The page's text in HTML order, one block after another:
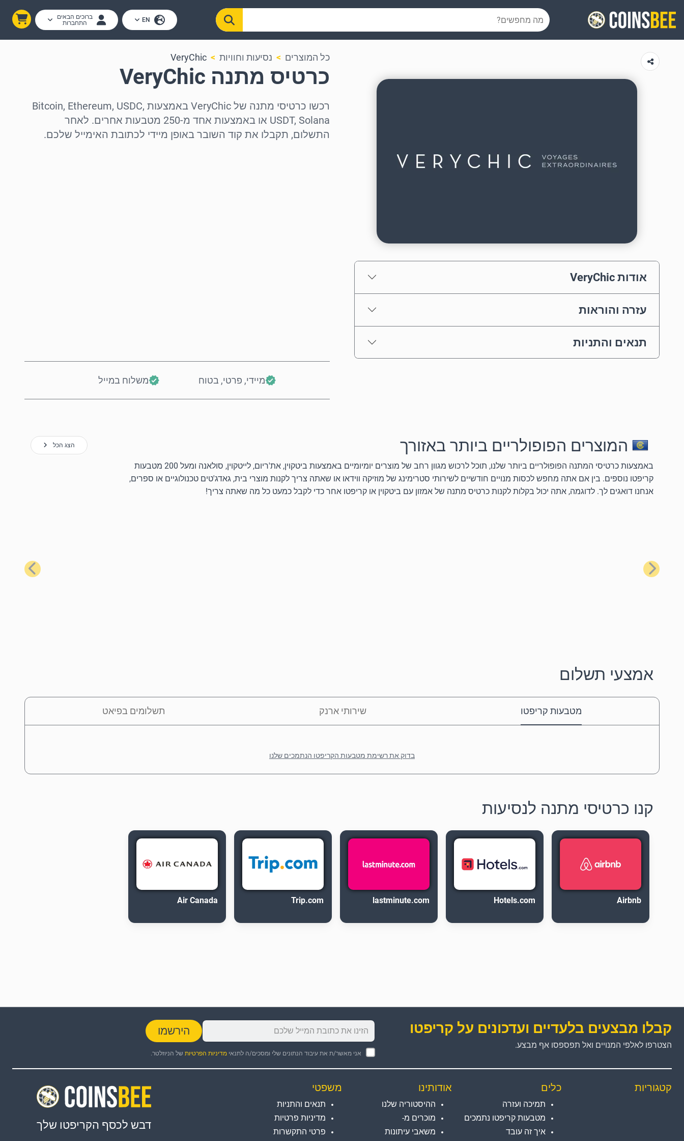
EN
ברוכים הבאים
התחברות
אודות VeryChic
עזרה והוראות
תנאים והתניות
כל המוצרים נסיעות וחוויות VeryChic
כרטיס מתנה VeryChic
רכשו כרטיסי מתנה של VeryChic באמצעות Bitcoin, Ethereum, USDC,
USDT, Solana או באמצעות אחד מ-250 מטבעות אחרים. לאחר
התשלום, תקבלו את קוד השובר באופן מיידי לכתובת האימייל שלכם.
מיידי, פרטי, בטוח משלוח במייל
המוצרים הפופולריים ביותר באזורך
באמצעות כרטיסי המתנה הפופולריים ביותר שלנו, תוכל לרכוש מגוון רחב של מוצרים יומיומיים באמצעות ביטקוין, את'ריום, לייטקוין, סולאנה ומעל 200 מטבעות
קריפטו נוספים. בין אם אתה מחפש לכסות מנויים חודשיים לשירותי סטרימינג של מוזיקה ווידאו או שאתה צריך לקנות מוצרי בית, גאדג'טים טכנולוגיים או ספרים,
אנחנו דואגים לך. לדוגמה, אתה יכול בקלות לקנות כרטיס מתנה של אמזון עם ביטקוין או קריפטו אחר כדי לקבל כמעט כל מה שאתה צריך!
הצג הכל
הקודם הבא
אמצעי תשלום
מטבעות קריפטו שירותי ארנק תשלומים בפיאט
בדוק את רשימת מטבעות הקריפטו הנתמכים שלנו
קנו כרטיסי מתנה לנסיעות
Airbnb
Hotels.com
lastminute.com
Trip.com
Air Canada
קבלו מבצעים בלעדיים ועדכונים על קריפטו
הצטרפו לאלפי המנויים ואל תפספסו אף מבצע.
הירשמו
אני מאשר/ת את עיבוד הנתונים שלי ומסכים/ה לתנאי מדיניות הפרטיותשל הניוזלטר.
קטגוריות כלים
תמיכה ועזרה
מטבעות קריפטו נתמכים
איך זה עובד
אודותינו
ההיסטוריה שלנו
מוכרים מ-
משאבי עיתונות
משפטי
תנאים והתניות
מדיניות פרטיות
פרטי התקשרות
דבש לכסף הקריפטו שלך